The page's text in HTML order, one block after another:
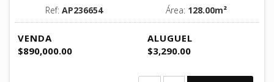
Ref: AP236654 Área: 128.00m²
VENDA
$890,000.00
ALUGUEL
$3,290.00